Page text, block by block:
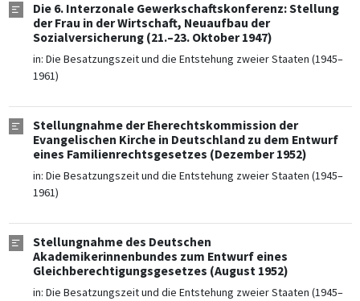
Die 6. Interzonale Gewerkschaftskonferenz: Stellung
der Frau in der Wirtschaft, Neuaufbau der
Sozialversicherung (21.–23. Oktober 1947)
in: Die Besatzungszeit und die Entstehung zweier Staaten (1945–
1961)
Stellungnahme der Eherechtskommission der
Evangelischen Kirche in Deutschland zu dem Entwurf
eines Familienrechtsgesetzes (Dezember 1952)
in: Die Besatzungszeit und die Entstehung zweier Staaten (1945–
1961)
Stellungnahme des Deutschen
Akademikerinnenbundes zum Entwurf eines
Gleichberechtigungsgesetzes (August 1952)
in: Die Besatzungszeit und die Entstehung zweier Staaten (1945–